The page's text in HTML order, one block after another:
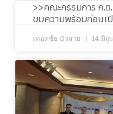
>>คณะกรรมการ ก.
ยมความพร้อมก่อนเ
เทอดชัย บัวผาย 14 มิถุ